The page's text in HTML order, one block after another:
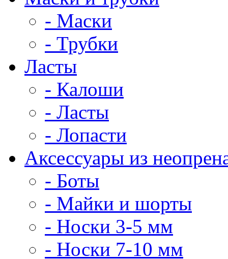
- Маски
- Трубки
Ласты
- Калоши
- Ласты
- Лопасти
Аксессуары из
- Боты
- Майки и шорты
- Носки 3-5 мм
- Носки 7-10 мм